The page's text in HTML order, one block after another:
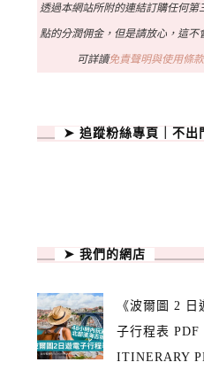
透過本網站所附的連結訂購任何第
點的分潤佣金，但是請放心，這不
可詳讀免責聲明與使用條款
➤ 追蹤粉絲專頁｜不出
➤ 我們的網店
《波爾圖 2
子行程表 PDF
ITINERARY